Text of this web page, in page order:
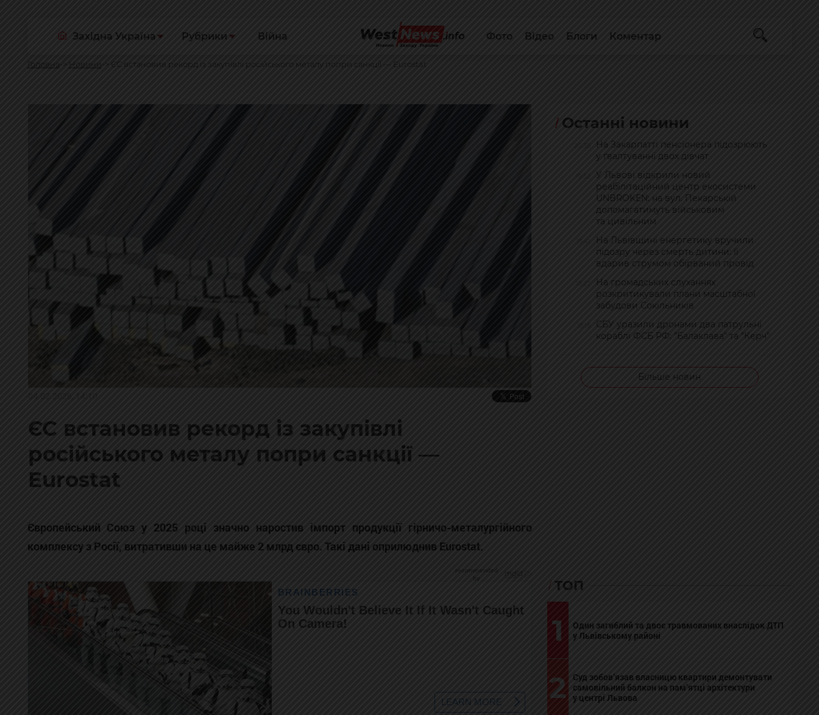
Західна Україна Рубрики Війна Фото Відео Блоги Коментар
Головна Новини ЄС встановив рекорд із закупівлі російського металу попри санкції — Eurostat
ЄС встановив рекорд із закупівлі
російського металу попри санкції —
Eurostat
Європейський Союз у 2025 році значно наростив імпорт продукції гірничо-металургійного
комплексу з Росії, витративши на це майже 2 млрд євро. Такі дані оприлюднив Eurostat.
Останні новини
На Закарпатті пенсіонера підозрюють
у ґвалтуванні двох дівчат
У Львові відкрили новий
реабілітаційний центр екосистеми
UNBROKEN: на вул. Пекарській
допомагатимуть військовим
та цивільним
На Львівщині енергетику вручили
підозру через смерть дитини: її
вдарив струмом обірваний провід
На громадських слуханнях
розкритикували плани масштабної
забудови Сокільників
СБУ уразили дронами два патрульні
кораблі ФСБ РФ: "Балаклава" та "Керч"
Більше новин
ТОП
1
Один загиблий та двоє травмованих внаслідок ДТП
у Львівському районі
2
Суд зобов’язав власницю квартири демонтувати
самовільний балкон на пам’ятці архітектури
у центрі Львова